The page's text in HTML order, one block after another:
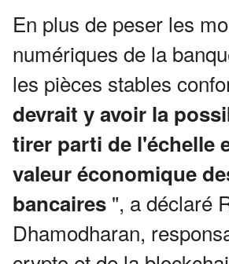
En plus de peser les
numériques de la
les pièces stables
devrait y avoir la
tirer parti de l'échelle
valeur économique
bancaires ", a déclaré
Dhamodharan,